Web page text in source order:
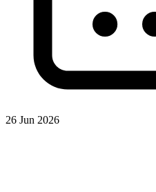
26 Jun 2026